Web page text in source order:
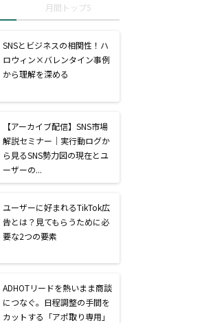
月間トップ5
SNSとビジネスの相関性！ハ
ロウィン×バレンタイン事例
から理解を深める
【アーカイブ配信】SNS市場
解説セミナー｜実行動ログか
ら見るSNS勢力図の現在とユ
ーザーの...
ユーザーに好まれるTikTok広
告とは？見てもらうために必
要な2つの要素
ADHOTリードを熱いまま商談
につなぐ。日程調整の手間を
カットする「アポ取り専用」